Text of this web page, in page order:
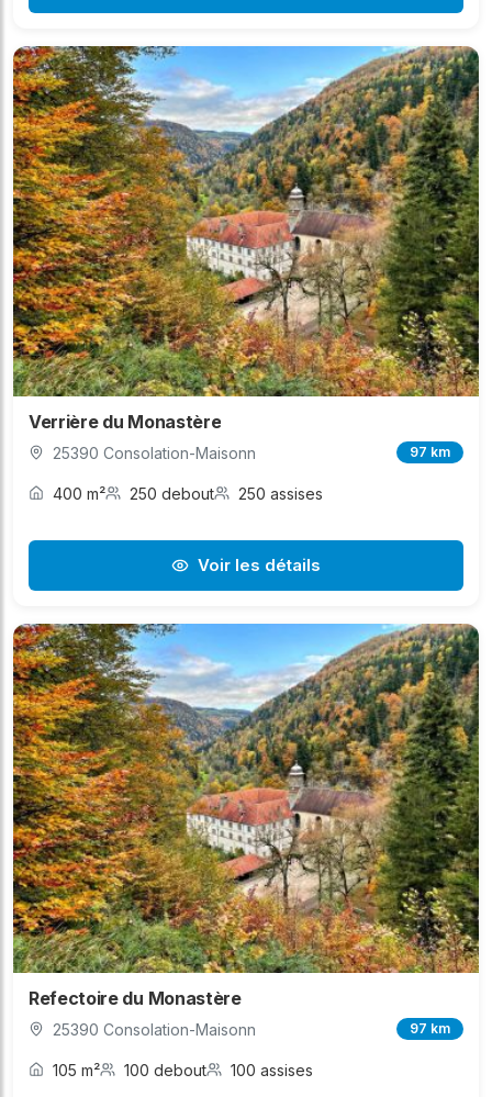
Verrière du Monastère
25390 Consolation-Maisonn 97 km
400 m² 250 debout 250 assises
Voir les détails
Refectoire du Monastère
25390 Consolation-Maisonn 97 km
105 m² 100 debout 100 assises